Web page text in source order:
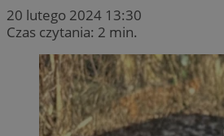
20 lutego 2024 13:30
Czas czytania: 2 min.